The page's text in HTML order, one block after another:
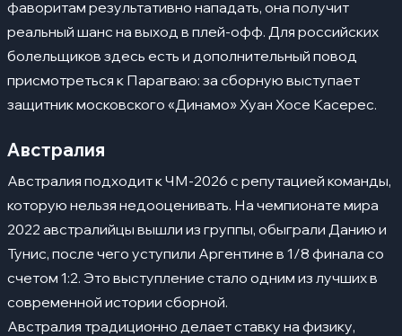
фаворитам результативно нападать, она получит
реальный шанс на выход в плей-офф. Для российских
болельщиков здесь есть и дополнительный повод
присмотреться к Парагваю: за сборную выступает
защитник московского «Динамо» Хуан Хосе Касерес.
Австралия
Австралия подходит к ЧМ-2026 с репутацией команды,
которую нельзя недооценивать. На чемпионате мира
2022 австралийцы вышли из группы, обыграли Данию и
Тунис, после чего уступили Аргентине в 1/8 финала со
счетом 1:2. Это выступление стало одним из лучших в
современной истории сборной.
Австралия традиционно делает ставку на физику,